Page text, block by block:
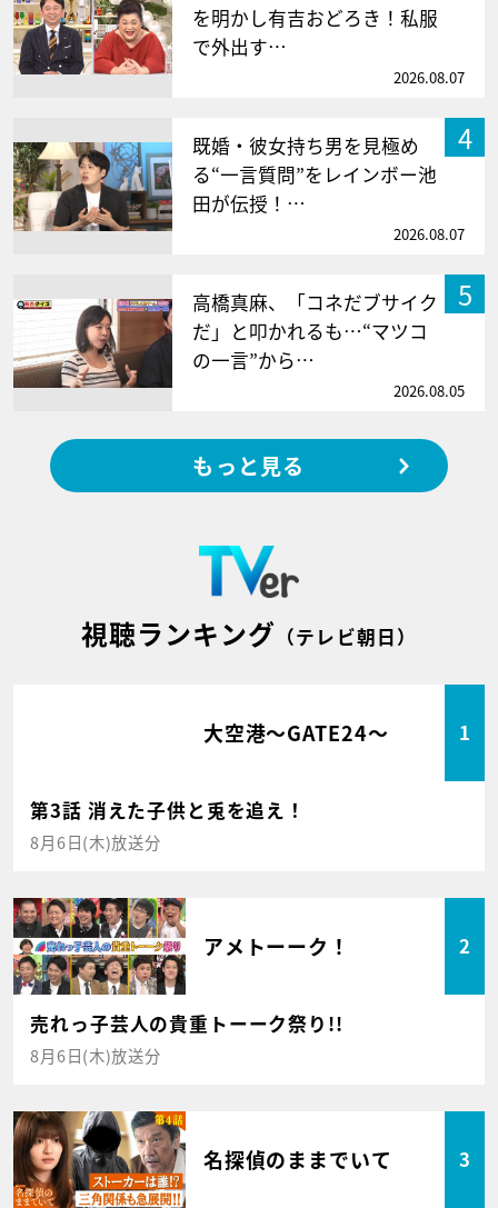
を明かし有吉おどろき！私服
で外出す…
2026.08.07
4
既婚・彼女持ち男を見極め
る“一言質問”をレインボー池
田が伝授！…
2026.08.07
5
高橋真麻、「コネだブサイク
だ」と叩かれるも…“マツコ
の一言”から…
2026.08.05
もっと見る
視聴ランキング （テレビ朝日）
大空港～GATE24～ 1
第3話 消えた子供と兎を追え！
8月6日(木)放送分
アメトーーク！ 2
売れっ子芸人の貴重トーーク祭り!!
8月6日(木)放送分
名探偵のままでいて 3